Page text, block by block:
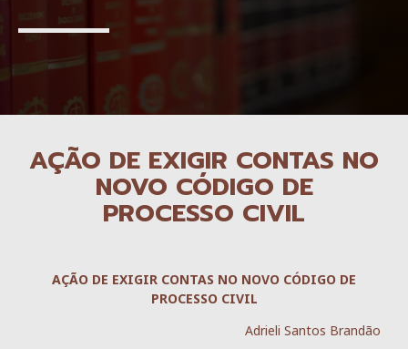
AÇÃO DE EXIGIR CONTAS NO
NOVO CÓDIGO DE
PROCESSO CIVIL
AÇÃO DE EXIGIR CONTAS NO NOVO CÓDIGO DE
PROCESSO CIVIL
Adrieli Santos Brandão